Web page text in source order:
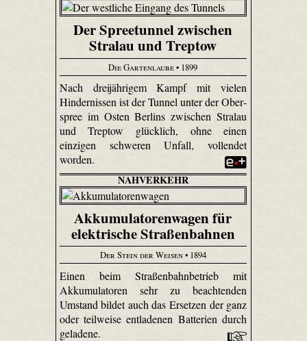
Der Spreetunnel zwischen
Stralau und Treptow
Die Gartenlaube• 1899
Nach dreijährigem Kampf mit vielen
Hindernissen ist der Tunnel unter der Ober­
spree im Osten Berlins zwischen Stralau
und Treptow glücklich, ohne einen
einzigen schweren Unfall, vollendet
worden.
NAHVERKEHR
Akkumulatorenwagen für
elektrische Straßenbahnen
Der Stein der Weisen• 1894
Einen beim Straßenbahnbetrieb mit
Akkumulatoren sehr zu beachtenden
Umstand bildet auch das Ersetzen der ganz
oder teilweise entladenen Batterien durch
geladene.